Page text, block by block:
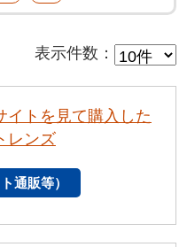
表示件数 ：
トを見て購入した
レンズ
通販等）